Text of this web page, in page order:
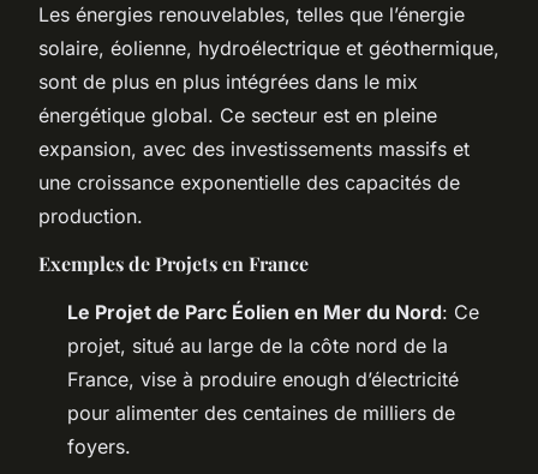
Les énergies renouvelables, telles que l’énergie
solaire, éolienne, hydroélectrique et géothermique,
sont de plus en plus intégrées dans le mix
énergétique global. Ce secteur est en pleine
expansion, avec des investissements massifs et
une croissance exponentielle des capacités de
production.
Exemples de Projets en France
Le Projet de Parc Éolien en Mer du Nord: Ce
projet, situé au large de la côte nord de la
France, vise à produire enough d’électricité
pour alimenter des centaines de milliers de
foyers.